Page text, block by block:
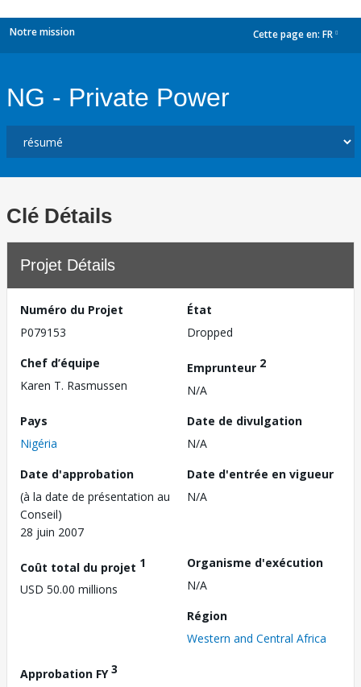
Notre mission Cette page en: FR
NG - Private Power
Clé Détails
Projet Détails
Numéro du Projet
P079153
État
Dropped
Chef d’équipe
Karen T. Rasmussen
Emprunteur 2
N/A
Pays
Nigéria
Date de divulgation
N/A
Date d'approbation
(à la date de présentation au
Conseil)
28 juin 2007
Date d'entrée en vigueur
N/A
Coût total du projet 1
USD 50.00 millions
Organisme d'exécution
N/A
Région
Western and Central Africa
Approbation FY3